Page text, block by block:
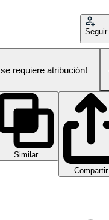
Seguir
requiere atribución!
Similar
Compartir